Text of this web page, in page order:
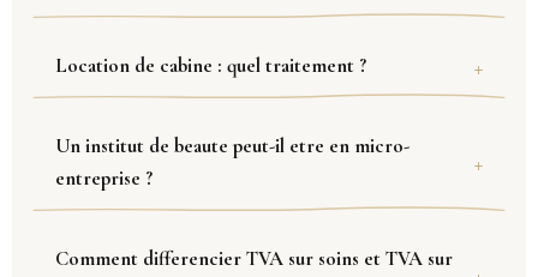
Location de cabine : quel traitement ?
Un institut de beaute peut-il etre en micro-
entreprise ?
Comment differencier TVA sur soins et TVA sur